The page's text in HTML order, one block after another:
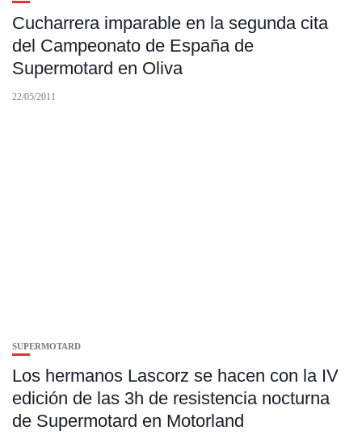
Cucharrera imparable en la segunda cita
del Campeonato de España de
Supermotard en Oliva
22/05/2011
SUPERMOTARD
Los hermanos Lascorz se hacen con la IV
edición de las 3h de resistencia nocturna
de Supermotard en Motorland